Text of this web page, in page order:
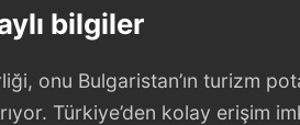
bilgiler
onu Bulgaristan’ın turizm
Türkiye’den kolay erişim